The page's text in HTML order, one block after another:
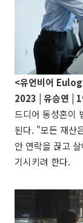
<유언비어
2023 |
유승연
|
드디어 동성혼이
된다. "모든 재산
안 연락을 끊고
기시키려 한다.